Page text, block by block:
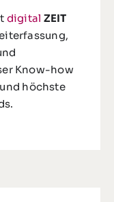
digital ZEIT
Know-how
höchste